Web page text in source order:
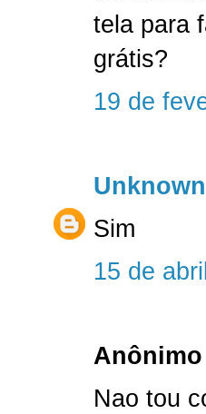
tela para
grátis?
19 de
Unknown
Sim
15 de
Nao tou